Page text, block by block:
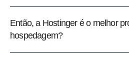
Então, a Hostinger é o melhor
hospedagem?